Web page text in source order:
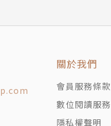
關於我們
會員服務條款
數位閱讀服
隱私權聲明